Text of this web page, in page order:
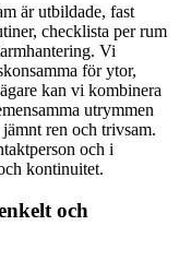
är utbildade, fast
checklista per rum
Vi
för ytor,
kan vi kombinera
utrymmen
ren och trivsam.
och i
kontinuitet.
och